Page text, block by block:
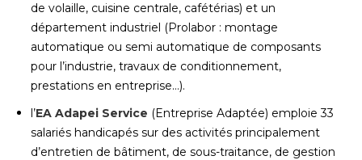
de volaille, cuisine centrale, cafétérias) et un
département industriel (Prolabor : montage
automatique ou semi automatique de composants
pour l’industrie, travaux de conditionnement,
prestations en entreprise…).
l’EA Adapei Service (Entreprise Adaptée) emploie 33
salariés handicapés sur des activités principalement
d’entretien de bâtiment, de sous-traitance, de gestion